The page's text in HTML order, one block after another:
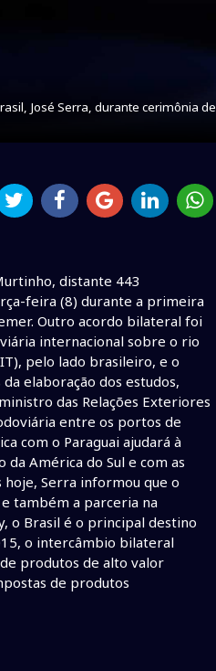
José Serra, durante cerimônia de
distante 443
feira (8) durante a primeira
Outro acordo bilateral foi
internacional sobre o rio
pelo lado brasileiro, e o
elaboração dos estudos,
das Relações Exteriores
entre os portos de
com o Paraguai ajudará à
América do Sul e com as
hoje, Serra informou que o
também a parceria na
o Brasil é o principal destino
o intercâmbio bilateral
produtos de alto valor
de produtos